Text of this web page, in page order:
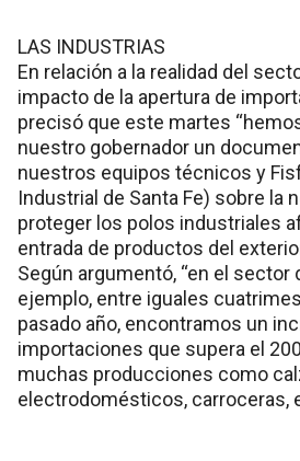
LAS INDUSTRIAS
En relación a la realidad del
impacto de la apertura de
precisó que este martes
nuestro gobernador un
nuestros equipos técnicos y
Industrial de Santa Fe) sobre la
proteger los polos industriales
entrada de productos del
Según argumentó, “en el sector
ejemplo, entre iguales
pasado año, encontramos un
importaciones que supera el
muchas producciones como
electrodomésticos, carroceras,